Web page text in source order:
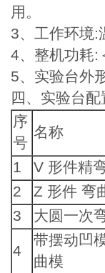
用。
3、工作环境:
4、整机功耗:
5、实验台外
四、实验台配
序
号
名称
1 V 形件精
2
Z 形件 弯
3
大圆一次
4
带摆动凹
曲模